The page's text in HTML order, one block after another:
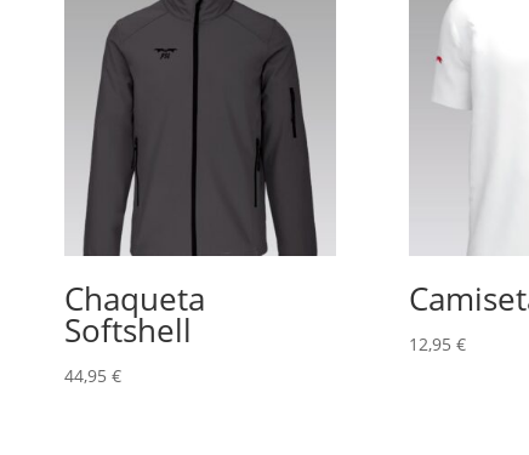
Chaqueta
Softshell
44,95 €
12,95 €